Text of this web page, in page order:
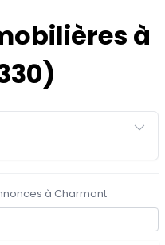
à
à Charmont·